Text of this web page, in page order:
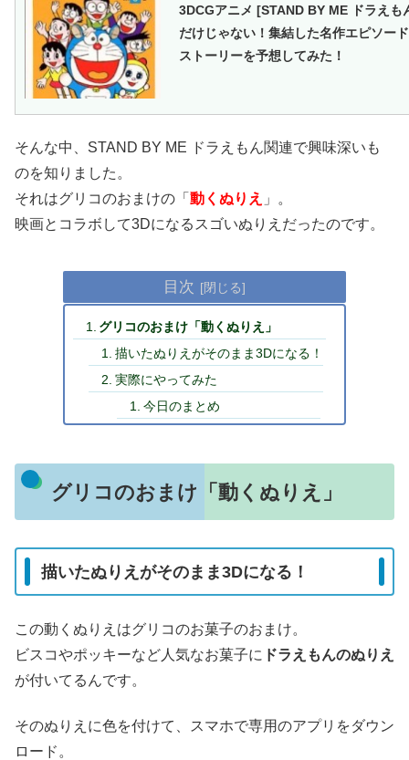
3DCGアニメ [STAND BY ME ドラえも
だけじゃない！集結した名作エピソー
ストーリーを予想してみた！
そんな中、STAND BY ME ドラえもん関連で興味深いも
のを知りました。
それはグリコのおまけの「 動くぬりえ 」。
映画とコラボして3Dになるスゴいぬりえだったのです。
目次
グリコのおまけ「動くぬりえ」
描いたぬりえがそのまま3Dになる！
実際にやってみた
今日のまとめ
グリコのおまけ「動くぬりえ」
描いたぬりえがそのまま3Dになる！
この動くぬりえはグリコのお菓子のおまけ。
ビスコやポッキーなど人気なお菓子に ドラえもんのぬりえ
が付いてるんです。
そのぬりえに色を付けて、スマホで専用のアプリをダウン
ロード。